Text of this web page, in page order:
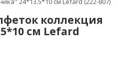
коллекция
см Lefard